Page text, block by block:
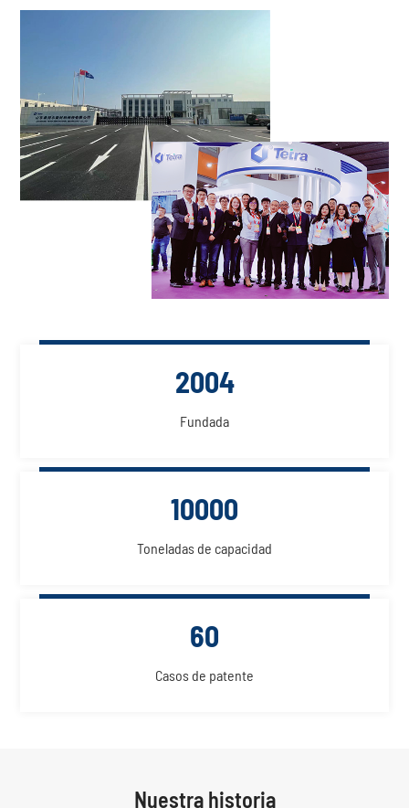
2004
Fundada
10000
Toneladas de capacidad
60
Casos de patente
Nuestra historia